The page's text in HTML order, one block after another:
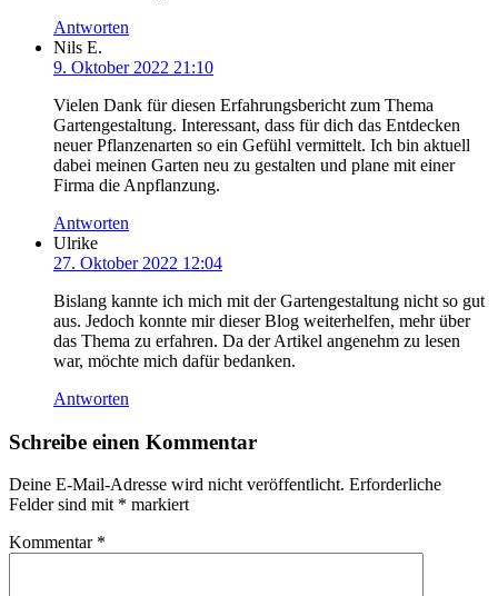
Antworten
Nils E.
9. Oktober 2022 21:10
Vielen Dank für diesen Erfahrungsbericht zum Thema
Gartengestaltung. Interessant, dass für dich das Entdecken
neuer Pflanzenarten so ein Gefühl vermittelt. Ich bin aktuell
dabei meinen Garten neu zu gestalten und plane mit einer
Firma die Anpflanzung.
Antworten
Ulrike
27. Oktober 2022 12:04
Bislang kannte ich mich mit der Gartengestaltung nicht so gut
aus. Jedoch konnte mir dieser Blog weiterhelfen, mehr über
das Thema zu erfahren. Da der Artikel angenehm zu lesen
war, möchte mich dafür bedanken.
Antworten
Schreibe einen Kommentar
Deine E-Mail-Adresse wird nicht veröffentlicht. Erforderliche
Felder sind mit * markiert
Kommentar *